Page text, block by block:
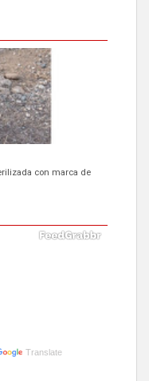
con marca de
callejeros de la zona los
Translate